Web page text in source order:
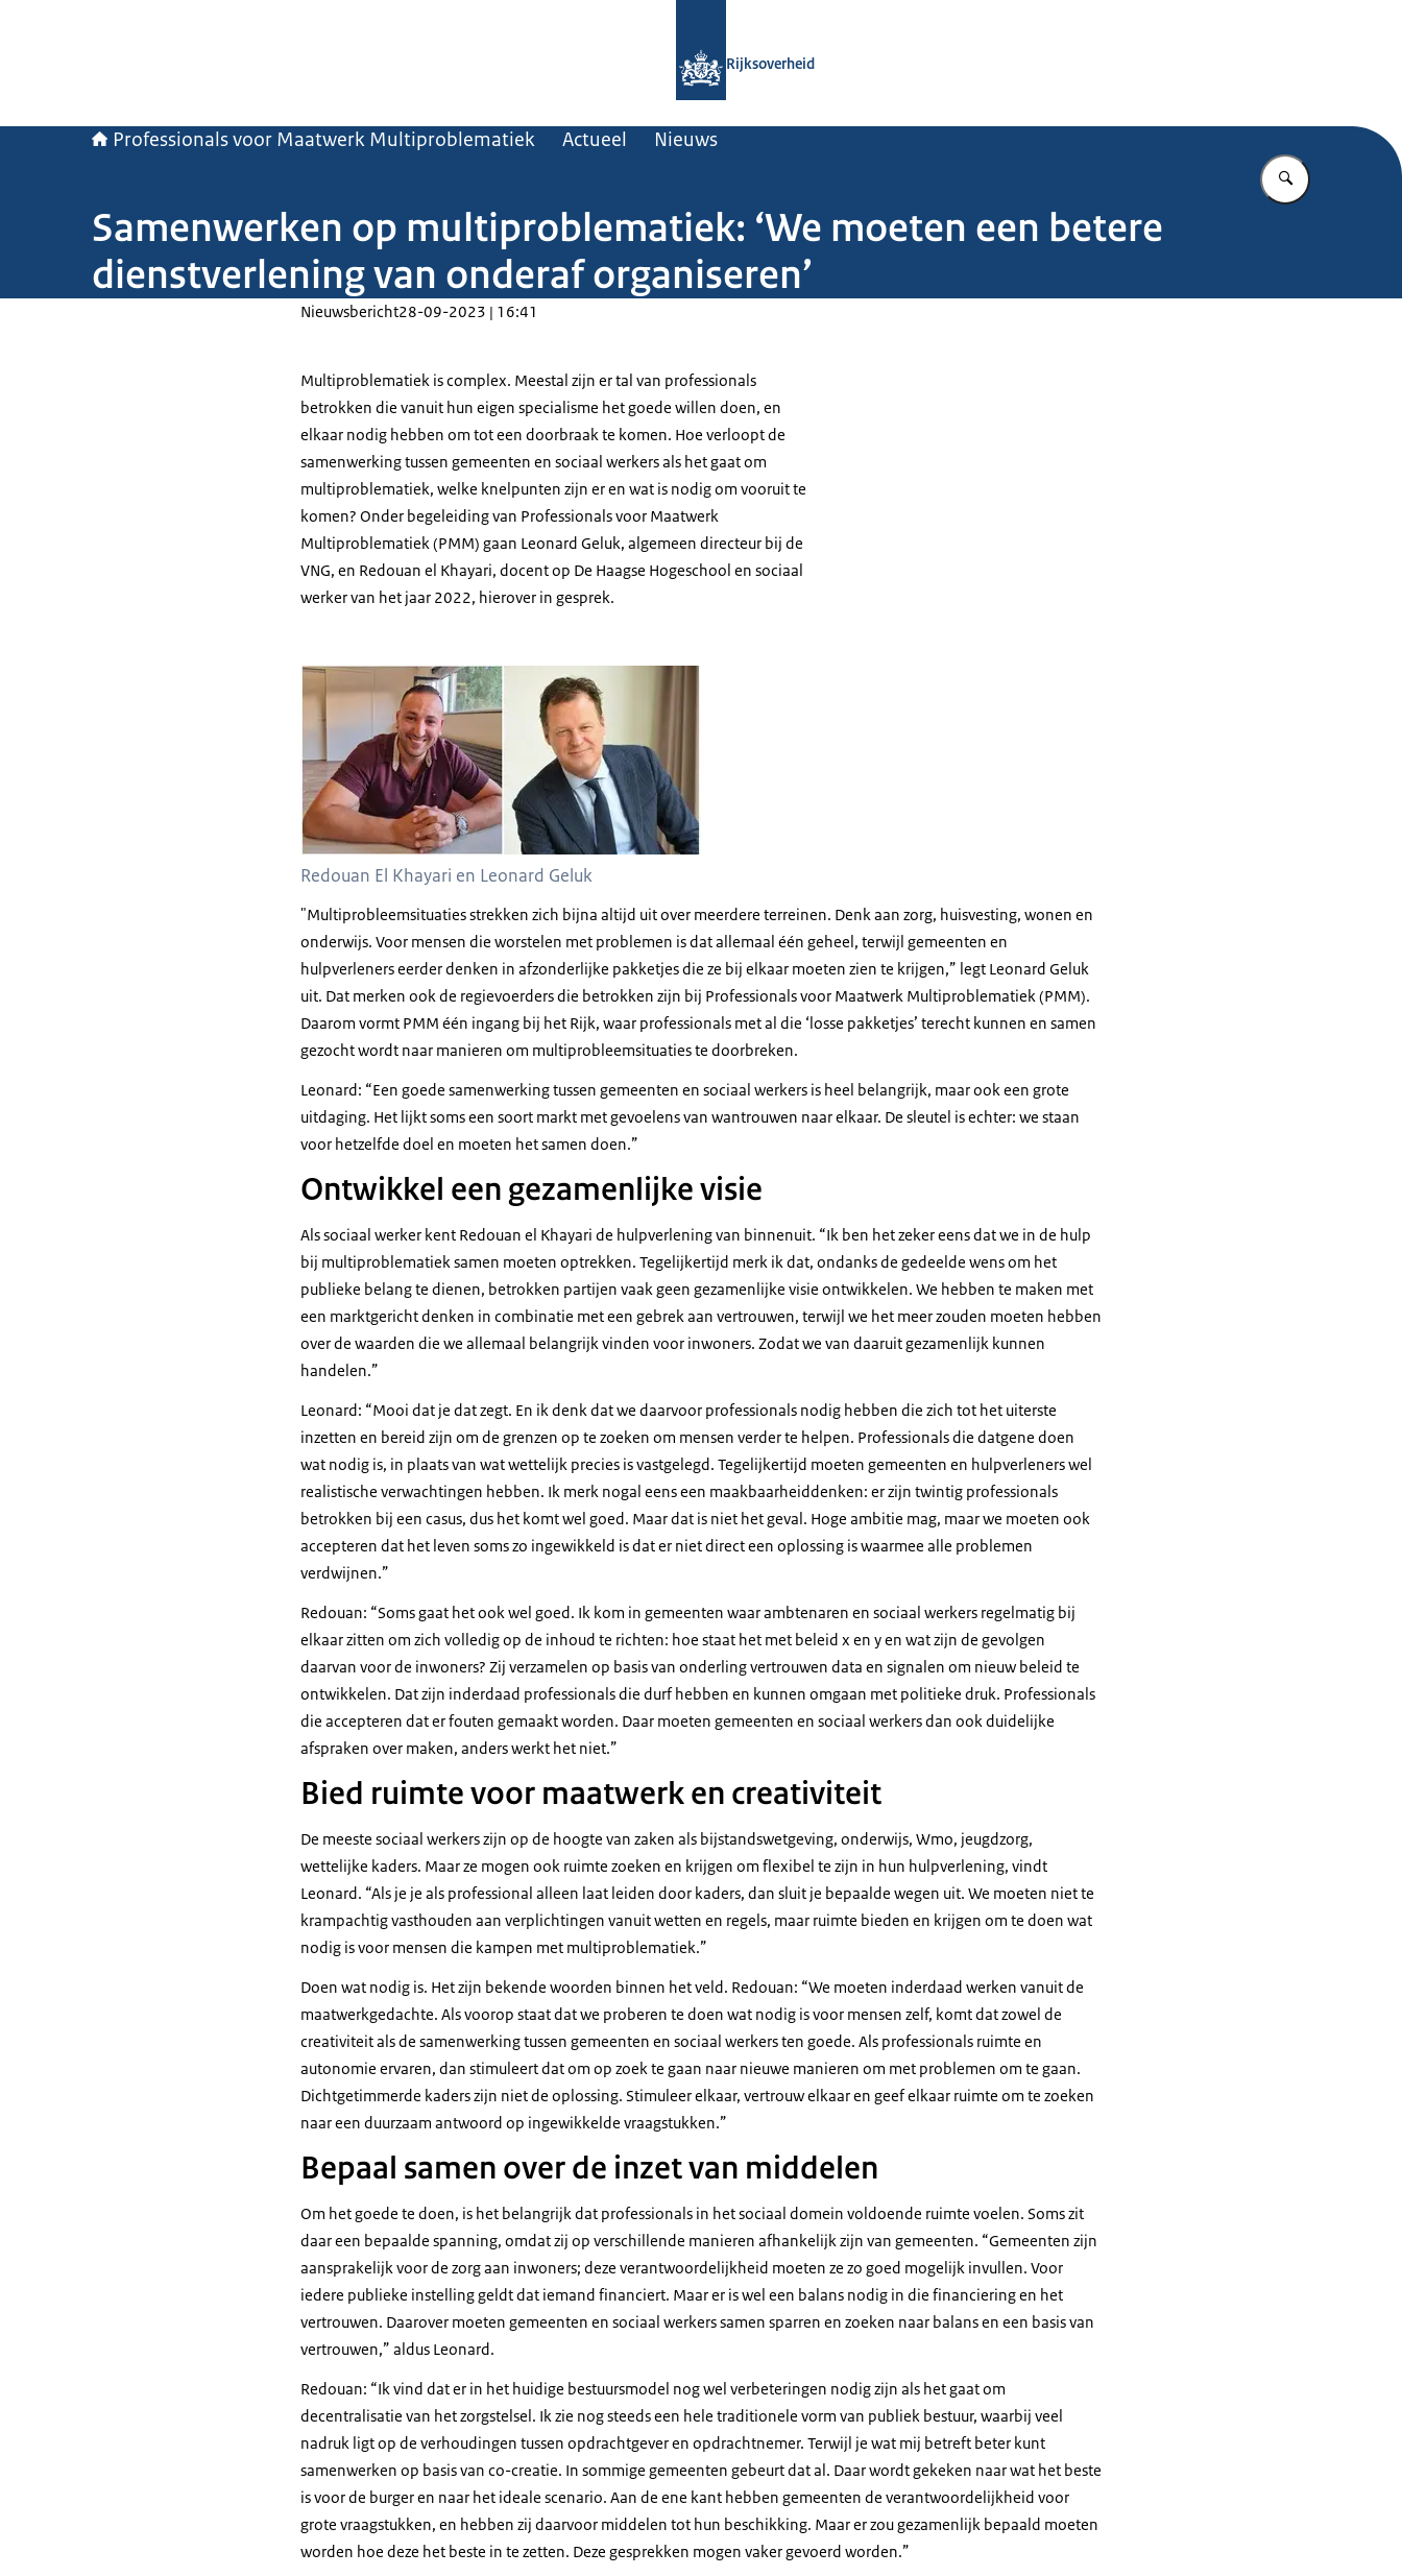
Rijksoverheid
Professionals voor Maatwerk Multiproblematiek Actueel Nieuws
Vul in wat u
Samenwerken op multiproblematiek: ‘We moeten een betere
dienstverlening van onderaf organiseren’
Nieuwsbericht28-09-2023 | 16:41
Multiproblematiek is complex. Meestal zijn er tal van professionals
betrokken die vanuit hun eigen specialisme het goede willen doen, en
elkaar nodig hebben om tot een doorbraak te komen. Hoe verloopt de
samenwerking tussen gemeenten en sociaal werkers als het gaat om
multiproblematiek, welke knelpunten zijn er en wat is nodig om vooruit te
komen? Onder begeleiding van Professionals voor Maatwerk
Multiproblematiek (PMM) gaan Leonard Geluk, algemeen directeur bij de
VNG, en Redouan el Khayari, docent op De Haagse Hogeschool en sociaal
werker van het jaar 2022, hierover in gesprek.
Redouan El Khayari en Leonard Geluk
"Multiprobleemsituaties strekken zich bijna altijd uit over meerdere terreinen. Denk aan zorg, huisvesting, wonen en
onderwijs. Voor mensen die worstelen met problemen is dat allemaal één geheel, terwijl gemeenten en
hulpverleners eerder denken in afzonderlijke pakketjes die ze bij elkaar moeten zien te krijgen,” legt Leonard Geluk
uit. Dat merken ook de regievoerders die betrokken zijn bij Professionals voor Maatwerk Multiproblematiek (PMM).
Daarom vormt PMM één ingang bij het Rijk, waar professionals met al die ‘losse pakketjes’ terecht kunnen en samen
gezocht wordt naar manieren om multiprobleemsituaties te doorbreken.
Leonard: “Een goede samenwerking tussen gemeenten en sociaal werkers is heel belangrijk, maar ook een grote
uitdaging. Het lijkt soms een soort markt met gevoelens van wantrouwen naar elkaar. De sleutel is echter: we staan
voor hetzelfde doel en moeten het samen doen.”
Ontwikkel een gezamenlijke visie
Als sociaal werker kent Redouan el Khayari de hulpverlening van binnenuit. “Ik ben het zeker eens dat we in de hulp
bij multiproblematiek samen moeten optrekken. Tegelijkertijd merk ik dat, ondanks de gedeelde wens om het
publieke belang te dienen, betrokken partijen vaak geen gezamenlijke visie ontwikkelen. We hebben te maken met
een marktgericht denken in combinatie met een gebrek aan vertrouwen, terwijl we het meer zouden moeten hebben
over de waarden die we allemaal belangrijk vinden voor inwoners. Zodat we van daaruit gezamenlijk kunnen
handelen.”
Leonard: “Mooi dat je dat zegt. En ik denk dat we daarvoor professionals nodig hebben die zich tot het uiterste
inzetten en bereid zijn om de grenzen op te zoeken om mensen verder te helpen. Professionals die datgene doen
wat nodig is, in plaats van wat wettelijk precies is vastgelegd. Tegelijkertijd moeten gemeenten en hulpverleners wel
realistische verwachtingen hebben. Ik merk nogal eens een maakbaarheiddenken: er zijn twintig professionals
betrokken bij een casus, dus het komt wel goed. Maar dat is niet het geval. Hoge ambitie mag, maar we moeten ook
accepteren dat het leven soms zo ingewikkeld is dat er niet direct een oplossing is waarmee alle problemen
verdwijnen.”
Redouan: “Soms gaat het ook wel goed. Ik kom in gemeenten waar ambtenaren en sociaal werkers regelmatig bij
elkaar zitten om zich volledig op de inhoud te richten: hoe staat het met beleid x en y en wat zijn de gevolgen
daarvan voor de inwoners? Zij verzamelen op basis van onderling vertrouwen data en signalen om nieuw beleid te
ontwikkelen. Dat zijn inderdaad professionals die durf hebben en kunnen omgaan met politieke druk. Professionals
die accepteren dat er fouten gemaakt worden. Daar moeten gemeenten en sociaal werkers dan ook duidelijke
afspraken over maken, anders werkt het niet.”
Bied ruimte voor maatwerk en creativiteit
De meeste sociaal werkers zijn op de hoogte van zaken als bijstandswetgeving, onderwijs, Wmo, jeugdzorg,
wettelijke kaders. Maar ze mogen ook ruimte zoeken en krijgen om flexibel te zijn in hun hulpverlening, vindt
Leonard. “Als je je als professional alleen laat leiden door kaders, dan sluit je bepaalde wegen uit. We moeten niet te
krampachtig vasthouden aan verplichtingen vanuit wetten en regels, maar ruimte bieden en krijgen om te doen wat
nodig is voor mensen die kampen met multiproblematiek.”
Doen wat nodig is. Het zijn bekende woorden binnen het veld. Redouan: “We moeten inderdaad werken vanuit de
maatwerkgedachte. Als voorop staat dat we proberen te doen wat nodig is voor mensen zelf, komt dat zowel de
creativiteit als de samenwerking tussen gemeenten en sociaal werkers ten goede. Als professionals ruimte en
autonomie ervaren, dan stimuleert dat om op zoek te gaan naar nieuwe manieren om met problemen om te gaan.
Dichtgetimmerde kaders zijn niet de oplossing. Stimuleer elkaar, vertrouw elkaar en geef elkaar ruimte om te zoeken
naar een duurzaam antwoord op ingewikkelde vraagstukken.”
Bepaal samen over de inzet van middelen
Om het goede te doen, is het belangrijk dat professionals in het sociaal domein voldoende ruimte voelen. Soms zit
daar een bepaalde spanning, omdat zij op verschillende manieren afhankelijk zijn van gemeenten. “Gemeenten zijn
aansprakelijk voor de zorg aan inwoners; deze verantwoordelijkheid moeten ze zo goed mogelijk invullen. Voor
iedere publieke instelling geldt dat iemand financiert. Maar er is wel een balans nodig in die financiering en het
vertrouwen. Daarover moeten gemeenten en sociaal werkers samen sparren en zoeken naar balans en een basis van
vertrouwen,” aldus Leonard.
Redouan: “Ik vind dat er in het huidige bestuursmodel nog wel verbeteringen nodig zijn als het gaat om
decentralisatie van het zorgstelsel. Ik zie nog steeds een hele traditionele vorm van publiek bestuur, waarbij veel
nadruk ligt op de verhoudingen tussen opdrachtgever en opdrachtnemer. Terwijl je wat mij betreft beter kunt
samenwerken op basis van co-creatie. In sommige gemeenten gebeurt dat al. Daar wordt gekeken naar wat het beste
is voor de burger en naar het ideale scenario. Aan de ene kant hebben gemeenten de verantwoordelijkheid voor
grote vraagstukken, en hebben zij daarvoor middelen tot hun beschikking. Maar er zou gezamenlijk bepaald moeten
worden hoe deze het beste in te zetten. Deze gesprekken mogen vaker gevoerd worden.”